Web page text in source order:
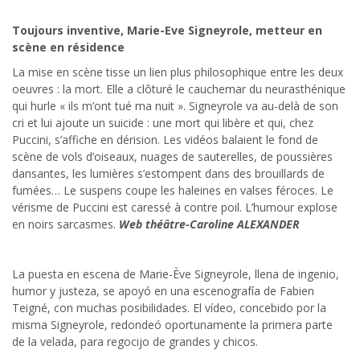
Toujours inventive, Marie-Eve Signeyrole, metteur en
scène en résidence
La mise en scène tisse un lien plus philosophique entre les deux
oeuvres : la mort. Elle a clôturé le cauchemar du neurasthénique
qui hurle « ils m’ont tué ma nuit ». Signeyrole va au-delà de son
cri et lui ajoute un suicide : une mort qui libère et qui, chez
Puccini, s’affiche en dérision. Les vidéos balaient le fond de
scène de vols d’oiseaux, nuages de sauterelles, de poussières
dansantes, les lumières s’estompent dans des brouillards de
fumées… Le suspens coupe les haleines en valses féroces. Le
vérisme de Puccini est caressé à contre poil. L’humour explose
en noirs sarcasmes. Web théâtre-Caroline ALEXANDER
La puesta en escena de Marie-Ève Signeyrole, llena de ingenio,
humor y justeza, se apoyó en una escenografía de Fabien
Teigné, con muchas posibilidades. El vídeo, concebido por la
misma Signeyrole, redondeó oportunamente la primera parte
de la velada, para regocijo de grandes y chicos.